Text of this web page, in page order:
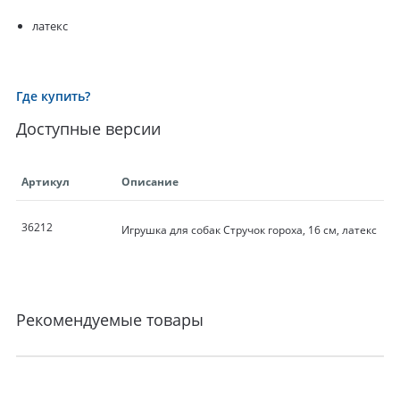
латекс
Где купить?
Доступные версии
Артикул Описание
36212 Игрушка для собак Стручок гороха, 16 см, латекс
Рекомендуемые товары